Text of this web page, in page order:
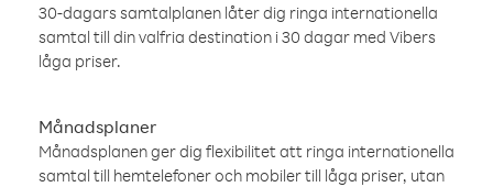
30-dagars samtalplanen låter dig ringa internationella
samtal till din valfria destination i 30 dagar med Vibers
låga priser.
Månadsplaner
Månadsplanen ger dig flexibilitet att ringa internationella
samtal till hemtelefoner och mobiler till låga priser, utan